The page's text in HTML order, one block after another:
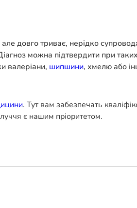
довго триває, нерідко
можна підтвердити при
валеріани, шипшини, хмелю або
. Тут вам забезпечать
є нашим пріоритетом.